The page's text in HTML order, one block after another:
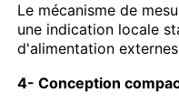
Mini manomètre de
Manomètre
Le mécanisme de
une indication locale
d'alimentation
4- Conception